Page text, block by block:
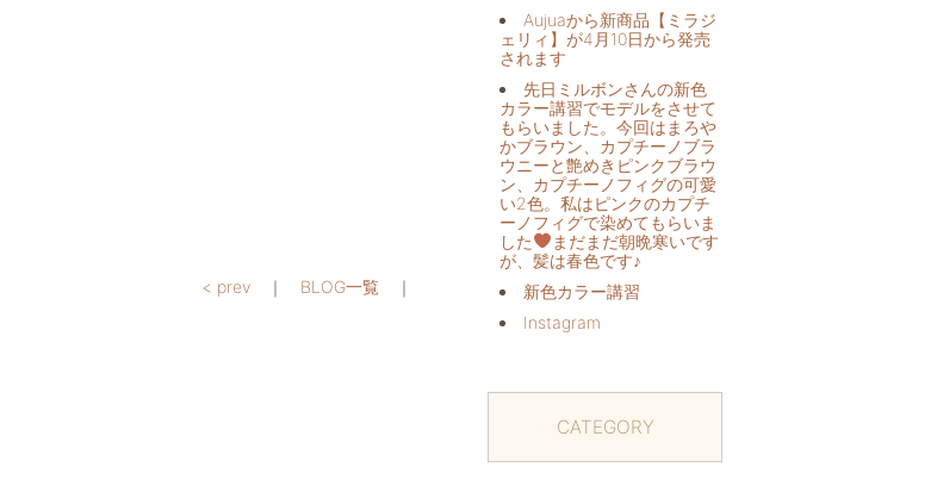
< prev ｜ BLOG一覧 ｜
Aujuaから新商品【ミラジ
ェリィ】が4月10日から発売
されます
先日ミルボンさんの新色
カラー講習でモデルをさせて
もらいました。今回はまろや
かブラウン、カプチーノブラ
ウニーと艶めきピンクブラウ
ン、カプチーノフィグの可愛
い2色。私はピンクのカプチ
ーノフィグで染めてもらいま
した
まだまだ朝晩寒いです
が、髪は春色です♪
新色カラー講習
Instagram
CATEGORY